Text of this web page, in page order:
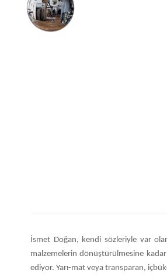
İsmet Doğan, kendi sözleriyle var
malzemelerin dönüştürülmesine kadar
ediyor. Yarı-mat veya transparan,